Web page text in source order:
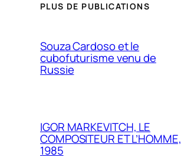
PLUS DE PUBLICATIONS
Souza Cardoso et le
cubofuturisme venu de
Russie
IGOR MARKEVITCH, LE
COMPOSITEUR ET L’HOMME,
1985